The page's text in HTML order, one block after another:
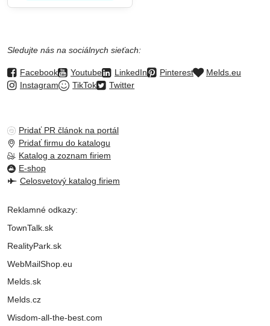
Sledujte nás na sociálnych sieťach:
Facebook Youtube LinkedIn Pinterest
Melds.eu
Instagram
TikTok Twitter
Pridať PR článok na portál
Pridať firmu do katalogu
Katalog a zoznam firiem
E-shop
Celosvetový katalog firiem
Reklamné odkazy:
TownTalk.sk
RealityPark.sk
WebMailShop.eu
Melds.sk
Melds.cz
Wisdom-all-the-best.com